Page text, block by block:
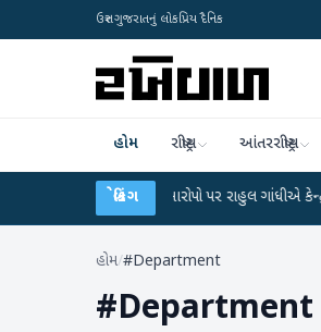
ઉત્તર ગુજરાતનું લોકપ્રિય દૈનિક
હોમ રાષ્ટ્રીય આંતરરાષ્ટ્રીય
બ્રેકિંગ
લીકના આરોપો પર રાહુલ ગાંધીએ કેન્દ્ર પર પ્રહાર
હોમ/#Department
#Department